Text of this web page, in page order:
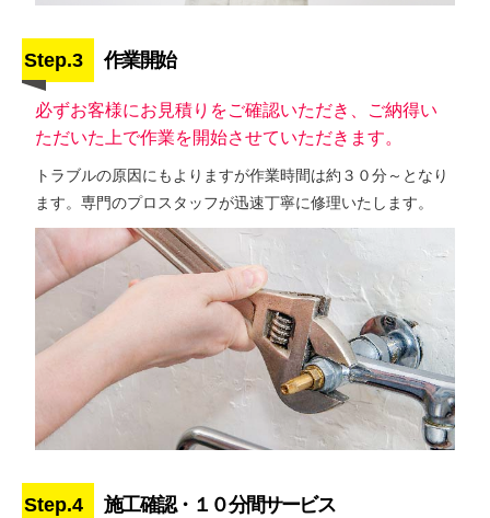
Step.3 作業開始
必ずお客様にお見積りをご確認いただき、ご納得い
ただいた上で作業を開始させていただきます。
トラブルの原因にもよりますが作業時間は約３０分～となり
ます。専門のプロスタッフが迅速丁寧に修理いたします。
Step.4 施工確認・１０分間サービス